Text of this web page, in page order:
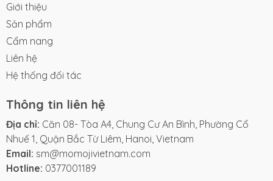
Hỗ trợ khách hàng
Trang chủ
Giới thiệu
Sản phẩm
Liên hệ
Hệ thống đối tác
Thông tin liên hệ
Địa chỉ: Căn 08- Tòa A4, Chung Cư An Bình, Phường Cổ